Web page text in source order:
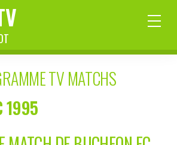
TV MATCHS
1995